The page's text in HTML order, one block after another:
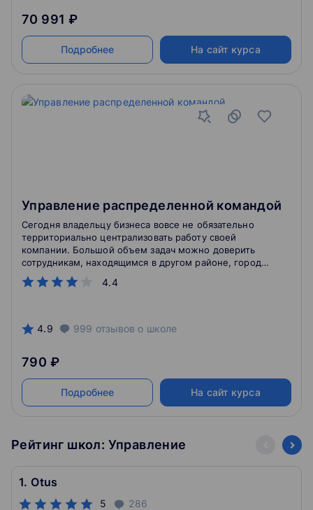
70 991 ₽
Подробнее На сайт курса
Управление распределенной командой
4.4
Сегодня владельцу бизнеса вовсе не обязательно
территориально централизовать работу своей
компании. Большой объем задач можно доверить
сотрудникам, находящимся в другом районе, городе
или стране. Так предприниматель сократит
издержки, а специалисты будут экономить время на
4.9 999 отзывов о школе
790 ₽
Подробнее На сайт курса
Рейтинг школ: Управление
1. Otus
5 286